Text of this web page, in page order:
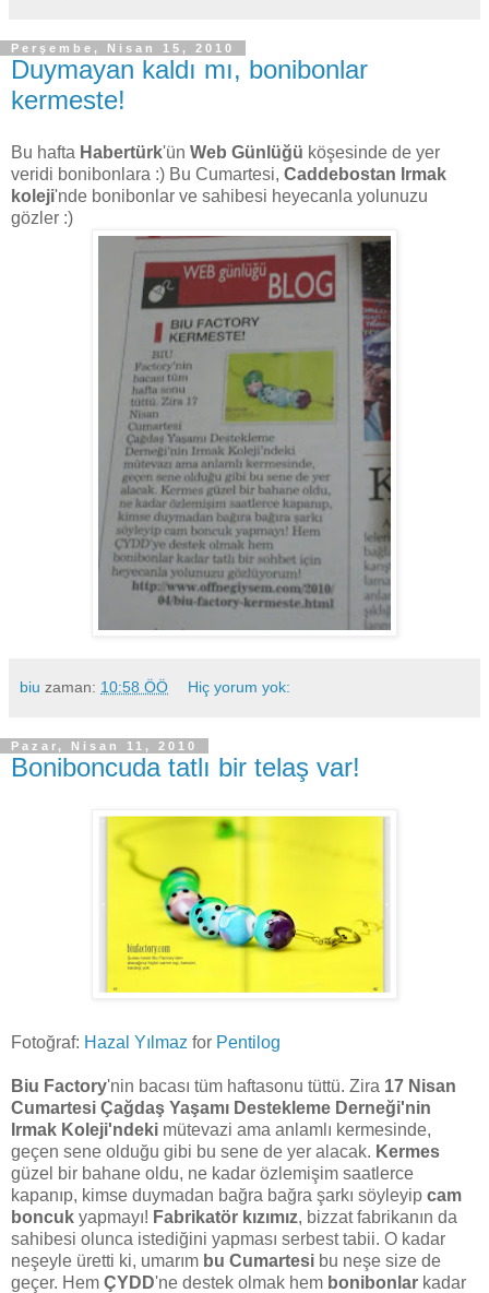
Perşembe, Nisan 15, 2010
Duymayan kaldı mı, bonibonlar
kermeste!
Bu hafta Habertürk'ün Web Günlüğü köşesinde de yer
veridi bonibonlara :) Bu Cumartesi, Caddebostan Irmak
koleji'nde bonibonlar ve sahibesi heyecanla yolunuzu
gözler :)
biu zaman: 10:58 ÖÖ Hiç yorum yok:
Pazar, Nisan 11, 2010
Boniboncuda tatlı bir telaş var!
Fotoğraf: Hazal Yılmaz for Pentilog
Biu Factory'nin bacası tüm haftasonu tüttü. Zira 17 Nisan
Cumartesi Çağdaş Yaşamı Destekleme Derneği'nin
Irmak Koleji'ndeki mütevazi ama anlamlı kermesinde,
geçen sene olduğu gibi bu sene de yer alacak. Kermes
güzel bir bahane oldu, ne kadar özlemişim saatlerce
kapanıp, kimse duymadan bağra bağra şarkı söyleyip cam
boncuk yapmayı! Fabrikatör kızımız, bizzat fabrikanın da
sahibesi olunca istediğini yapması serbest tabii. O kadar
neşeyle üretti ki, umarım bu Cumartesi bu neşe size de
geçer. Hem ÇYDD'ne destek olmak hem bonibonlar kadar